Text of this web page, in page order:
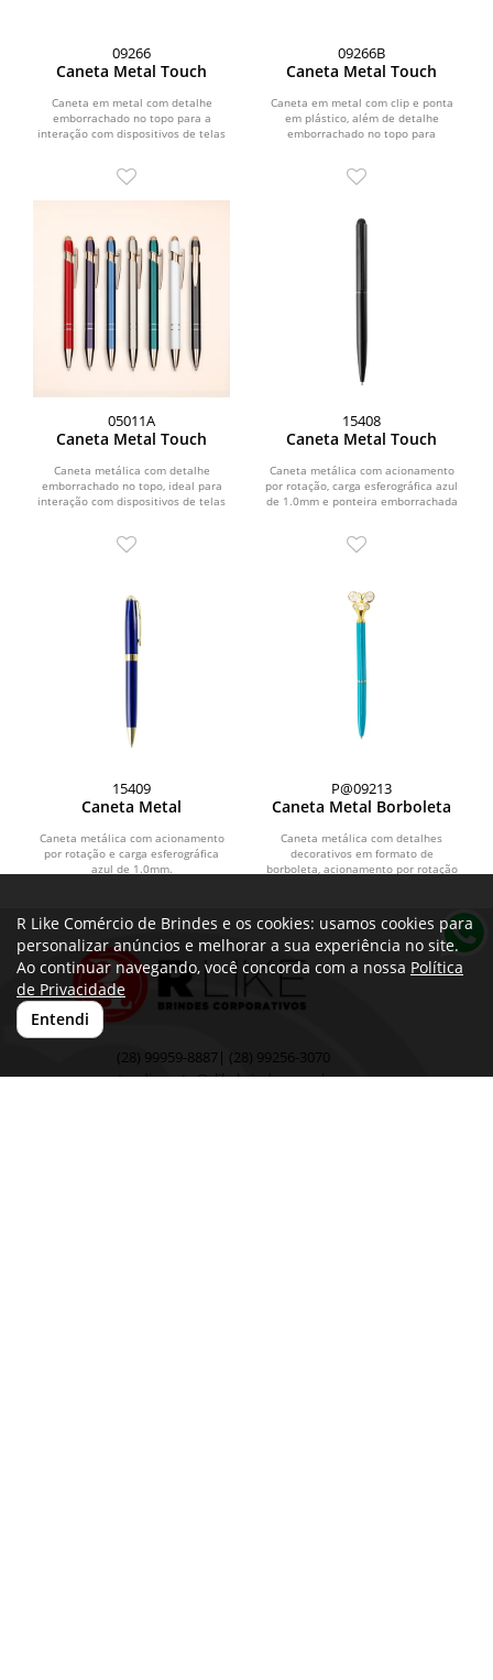
09266
Caneta Metal Touch
Caneta em metal com detalhe
emborrachado no topo para a
interação com dispositivos de telas
09266B
Caneta Metal Touch
Caneta em metal com clip e ponta
em plástico, além de detalhe
emborrachado no topo para
05011A
Caneta Metal Touch
Caneta metálica com detalhe
emborrachado no topo, ideal para
interação com dispositivos de telas
15408
Caneta Metal Touch
Caneta metálica com acionamento
por rotação, carga esferográfica azul
de 1.0mm e ponteira emborrachada
15409
Caneta Metal
Caneta metálica com acionamento
por rotação e carga esferográfica
azul de 1.0mm.
P@09213
Caneta Metal Borboleta
Caneta metálica com detalhes
decorativos em formato de
borboleta, acionamento por rotação
(28) 99959-8887| (28) 99256-3070
atendimento@rlikebrindes.com.br
R Like Comércio de Brindes e os cookies: usamos cookies para
personalizar anúncios e melhorar a sua experiência no site.
Ao continuar navegando, você concorda com a nossa Política
de Privacidade
Entendi